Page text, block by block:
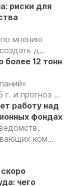
риски для
по мнению
д...
12 тонн
г. и прогноз ...
работу над
фондах
ком...
чего